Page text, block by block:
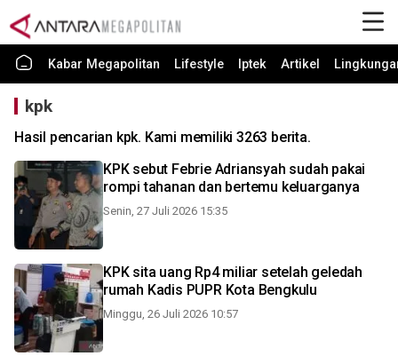
Kabar Megapolitan Lifestyle Iptek Artikel
kpk
Hasil pencarian kpk. Kami memiliki 3263 berita.
KPK sebut Febrie Adriansyah sudah pakai
rompi tahanan dan bertemu keluarganya
Senin, 27 Juli 2026 15:35
KPK sita uang Rp4 miliar setelah geledah
rumah Kadis PUPR Kota Bengkulu
Minggu, 26 Juli 2026 10:57